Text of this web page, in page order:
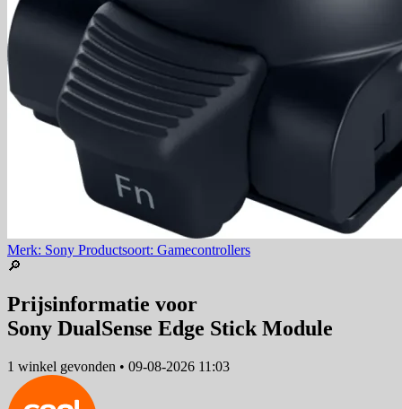
Merk: Sony Productsoort: Gamecontrollers
🔎
Prijsinformatie voor
Sony DualSense Edge Stick Module
1 winkel gevonden • 09-08-2026 11:03